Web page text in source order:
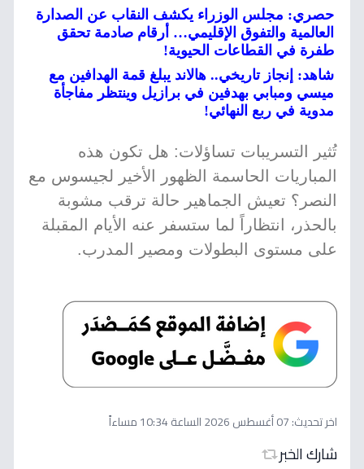
حصري: مجلس الوزراء يكشف النقاب عن الصدارة
العالمية والتفوق الإقليمي… أرقام صادمة تحقق
طفرة في القطاعات الحيوية!
شاهد: إنجاز تاريخي.. هالاند يبلغ قمة الهدافين مع
ميسي ومبابي بهدفين في برازيل وينتظر مفاجأة
مدوية في ربع النهائي!
تُثير التسريبات تساؤلات: هل تكون هذه
المباريات الحاسمة الظهور الأخير لجيسوس مع
النصر؟ تعيش الجماهير حالة ترقب مشوبة
بالحذر، انتظاراً لما ستسفر عنه الأيام المقبلة
على مستوى البطولات ومصير المدرب.
اخر تحديث:07 أغسطس 2026 الساعة 10:34 مساءاً
شارك الخبر